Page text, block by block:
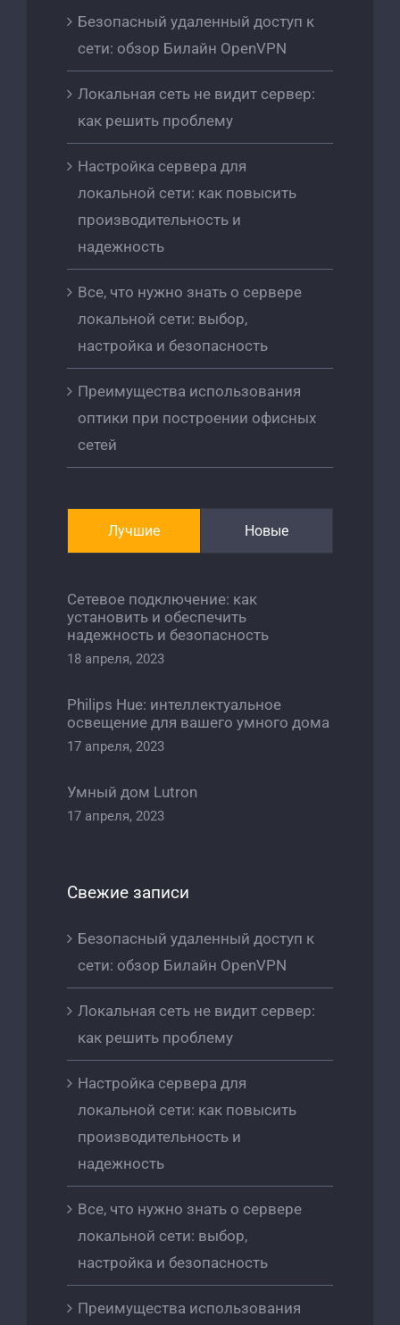
Безопасный удаленный доступ к
сети: обзор Билайн OpenVPN
Локальная сеть не видит сервер:
как решить проблему
Настройка сервера для
локальной сети: как повысить
производительность и
надежность
Все, что нужно знать о сервере
локальной сети: выбор,
настройка и безопасность
Преимущества использования
оптики при построении офисных
сетей
Лучшие Новые
Сетевое подключение: как
установить и обеспечить
надежность и безопасность
18 апреля, 2023
Philips Hue: интеллектуальное
освещение для вашего умного дома
17 апреля, 2023
Умный дом Lutron
17 апреля, 2023
Свежие записи
Безопасный удаленный доступ к
сети: обзор Билайн OpenVPN
Локальная сеть не видит сервер:
как решить проблему
Настройка сервера для
локальной сети: как повысить
производительность и
надежность
Все, что нужно знать о сервере
локальной сети: выбор,
настройка и безопасность
Преимущества использования